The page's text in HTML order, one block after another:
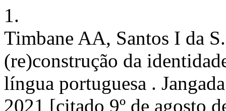
1.
Timbane AA, Santos I da
(re)construção da
língua portuguesa .
2021 [citado 9º de agosto